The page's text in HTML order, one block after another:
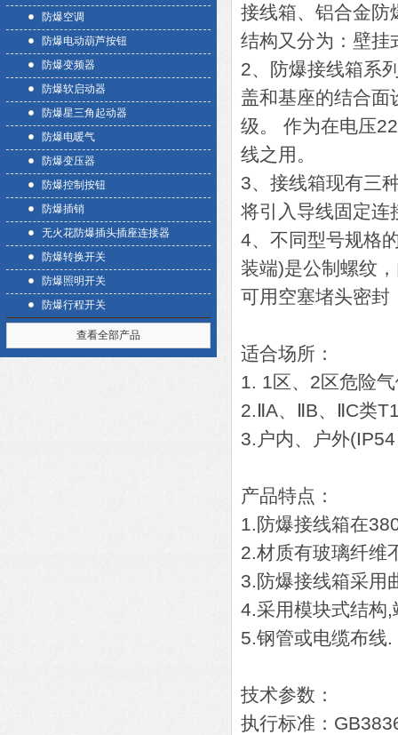
防爆空调
防爆电动葫芦按钮
防爆变频器
防爆软启动器
防爆星三角起动器
防爆电暖气
防爆变压器
防爆控制按钮
防爆插销
无火花防爆插头插座连接器
防爆转换开关
防爆照明开关
防爆行程开关
查看全部产品
接线箱、铝合金防
结构又分为：壁挂
2、防爆接线箱系
盖和基座的结合面
级。 作为在电压
线之用。
3、接线箱现有三
将引入导线固定连
4、不同型号规格
装端)是公制螺纹
可用空塞堵头密封
适合场所：
1. 1区、2区危险
2.ⅡA、ⅡB、ⅡC类
3.户内、户外
产品特点：
1.防爆接线箱在
2.材质有玻璃纤维
3.防爆接线箱采用
4.采用模块式结构
5.钢管或电缆布线.
技术参数：
执行标准：